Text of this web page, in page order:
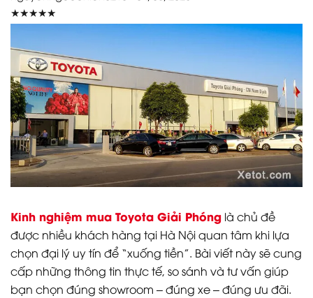
★★★★★
Kinh nghiệm mua Toyota Giải Phóng là chủ đề
được nhiều khách hàng tại Hà Nội quan tâm khi lựa
chọn đại lý uy tín để “xuống tiền”. Bài viết này sẽ cung
cấp những thông tin thực tế, so sánh và tư vấn giúp
bạn chọn đúng showroom – đúng xe – đúng ưu đãi.